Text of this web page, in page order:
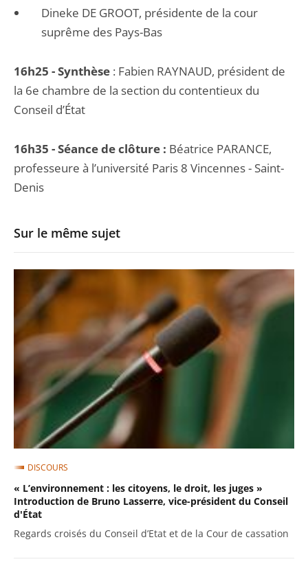
Dineke DE GROOT, présidente de la cour
suprême des Pays-Bas
16h25 - Synthèse : Fabien RAYNAUD, président de
la 6e chambre de la section du contentieux du
Conseil d’État
16h35 - Séance de clôture : Béatrice PARANCE,
professeure à l’université Paris 8 Vincennes - Saint-
Denis
Sur le même sujet
« L’environnement : les citoyens, le droit, les juges »
Introduction de Bruno Lasserre, vice-président du Conseil
d'État
Regards croisés du Conseil d’Etat et de la Cour de cassation
DISCOURS